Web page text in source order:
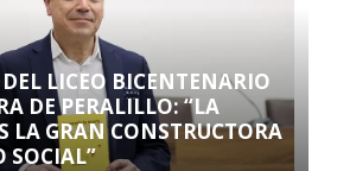
LICEO BICENTENARIO
DE PERALILLO: “LA
LA GRAN CONSTRUCTORA
SOCIAL”